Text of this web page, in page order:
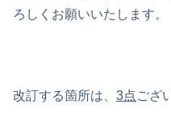
ろしくお願いいたします。
改訂する箇所は、 3点ござ